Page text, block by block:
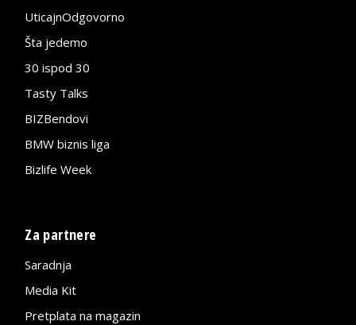
UticajnOdgovorno
Šta jedemo
30 ispod 30
Tasty Talks
BIZBendovi
BMW biznis liga
Bizlife Week
Za partnere
Saradnja
Media Kit
Pretplata na magazin